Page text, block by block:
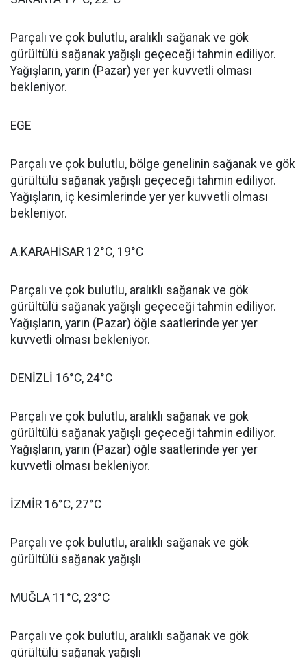
Parçalı ve çok bulutlu, aralıklı sağanak ve gök
gürültülü sağanak yağışlı geçeceği tahmin ediliyor.
Yağışların, yarın (Pazar) yer yer kuvvetli olması
bekleniyor.
EGE
Parçalı ve çok bulutlu, bölge genelinin sağanak ve gök
gürültülü sağanak yağışlı geçeceği tahmin ediliyor.
Yağışların, iç kesimlerinde yer yer kuvvetli olması
bekleniyor.
A.KARAHİSAR 12°C, 19°C
Parçalı ve çok bulutlu, aralıklı sağanak ve gök
gürültülü sağanak yağışlı geçeceği tahmin ediliyor.
Yağışların, yarın (Pazar) öğle saatlerinde yer yer
kuvvetli olması bekleniyor.
DENİZLİ 16°C, 24°C
Parçalı ve çok bulutlu, aralıklı sağanak ve gök
gürültülü sağanak yağışlı geçeceği tahmin ediliyor.
Yağışların, yarın (Pazar) öğle saatlerinde yer yer
kuvvetli olması bekleniyor.
İZMİR 16°C, 27°C
Parçalı ve çok bulutlu, aralıklı sağanak ve gök
gürültülü sağanak yağışlı
MUĞLA 11°C, 23°C
Parçalı ve çok bulutlu, aralıklı sağanak ve gök
gürültülü sağanak yağışlı